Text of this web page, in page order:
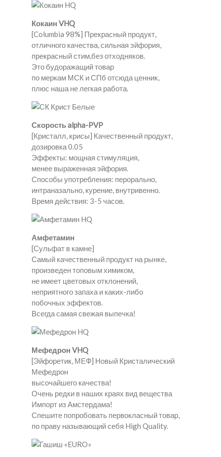
Кокаин VHQ
[Columbia 98%] Прекрасный продукт,
отличного качества, сильная эйфория,
прекрасный стим,без отходняков.
Это будоражащий товар
по меркам МСК и СПб отсюда ценник,
плюс наша не легкая работа.
Скорость alpha-PVP
[Кристалл, крисы] Качественный продукт,
дозировка 0.05
Эффекты: мощная стимуляция,
менее выраженная эйфория.
Способы употребления: перорально,
интраназально, курение, внутривенно.
Время действия: 3-5 часов.
Амфетамин
[Сульфат в камне]
Самый качественный продукт на рынке,
произведен топовым химиком,
не имеет цветовых отклонений,
неприятного запаха и каких-либо
побочных эффектов.
Всегда самая свежая выпечка!
Мефедрон VHQ
[Эйфоретик, МЕФ] Новый Кристалический
Мефедрон
высочайшего качества!
Очень редки в наших краях вид вещества
Импорт из Амстердама!
Спешите попробовать первокласный товар,
по праву называющий себя High Quality.